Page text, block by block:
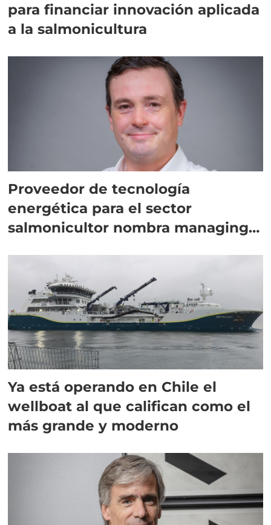
para financiar innovación aplicada
a la salmonicultura
Proveedor de tecnología
energética para el sector
salmonicultor nombra managing
Ya está operando en Chile el
wellboat al que califican como el
más grande y moderno